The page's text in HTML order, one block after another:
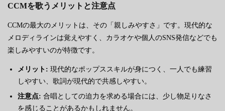
CCMを歌うメリットと注意点
CCMの最大のメリットは、その「親しみやすさ」です。現代的な
メロディラインは覚えやすく、カラオケや個人のSNS発信などでも
楽しみやすいのが特徴です。
メリット: 現代的なポップススキルが身につく、一人でも練習
しやすい、歌詞が現代的で共感しやすい。
注意点: 合唱としての迫力を求める場合には、少し物足りなさ
を感じることがあるかもしれません。